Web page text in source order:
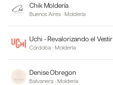
Chik Moldería
Buenos Aires · Moldería
Uchi - Revalorizando el Vestir
Córdoba · Moldería
Denise Obregon
Balvanera · Moldería